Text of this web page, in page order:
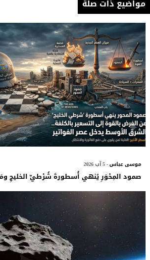
مواضيع ذات صلة
موسى عباس- 5 آب 2026
صمود المِحْوَرِ يُنهي أُسطورةَ شُرْطيِّ الخليجِ